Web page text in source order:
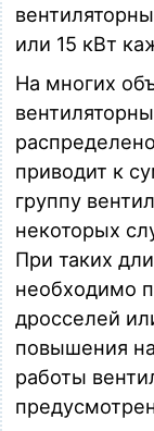
или 15 кВт
На многих
приводит к
группу
некоторых
При таких
необходимо
дросселей
повышения
работы